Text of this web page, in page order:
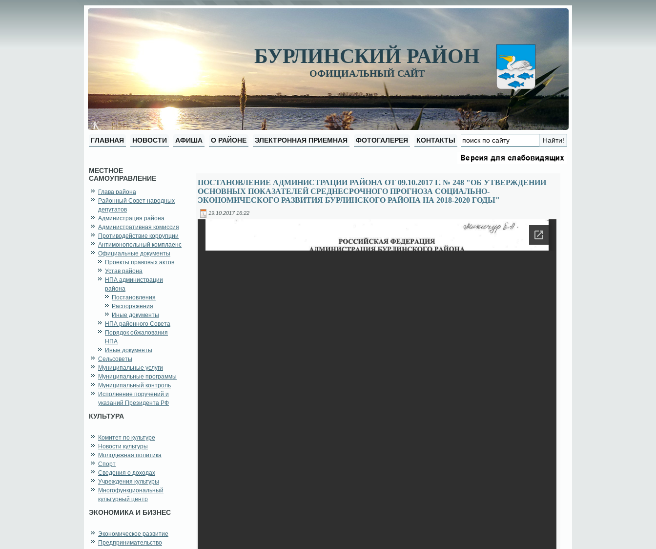
БУРЛИНСКИЙ РАЙОН
ОФИЦИАЛЬНЫЙ САЙТ
ГЛАВНАЯ НОВОСТИ АФИША О РАЙОНЕ ЭЛЕКТРОННАЯ ПРИЕМНАЯ ФОТОГАЛЕРЕЯ КОНТАКТЫ
МЕСТНОЕ
САМОУПРАВЛЕНИЕ
Глава района
Районный Совет народных
депутатов
Администрация района
Административная комиссия
Противодействие коррупции
Антимонопольный комплаенс
Официальные документы
Проекты правовых актов
Устав района
НПА администрации
района
Постановления
Распоряжения
Иные документы
НПА районного Совета
Порядок обжалования
НПА
Иные документы
Сельсоветы
Муниципальные услуги
Муниципальные программы
Муниципальный контроль
Исполнение поручений и
указаний Президента РФ
КУЛЬТУРА
Комитет по культуре
Новости культуры
Молодежная политика
Спорт
Сведения о доходах
Учреждения культуры
Многофункциональный
культурный центр
ЭКОНОМИКА И БИЗНЕС
Экономическое развитие
Предпринимательство
ПОСТАНОВЛЕНИЕ АДМИНИСТРАЦИИ РАЙОНА ОТ 09.10.2017 Г. № 248 "ОБ УТВЕРЖДЕНИИ
ОСНОВНЫХ ПОКАЗАТЕЛЕЙ СРЕДНЕСРОЧНОГО ПРОГНОЗА СОЦИАЛЬНО-
ЭКОНОМИЧЕСКОГО РАЗВИТИЯ БУРЛИНСКОГО РАЙОНА НА 2018-2020 ГОДЫ"
19.10.2017 16:22